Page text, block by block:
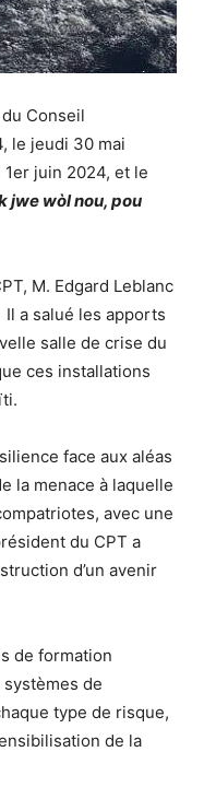
Conseil
le jeudi 30 mai
juin 2024, et le
jwe wòl nou, pou
M. Edgard Leblanc
a salué les apports
salle de crise du
ces installations
face aux aléas
la menace à laquelle
avec une
du CPT a
d’un avenir
de formation
de
type de risque,
de la